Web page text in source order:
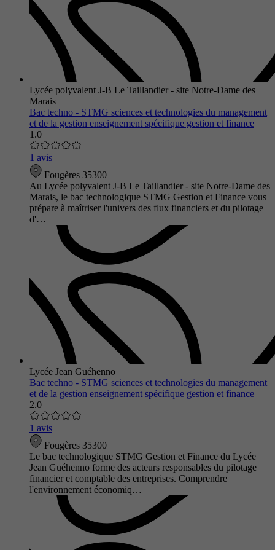
Lycée polyvalent J-B Le Taillandier - site Notre-Dame des
Marais
Bac techno - STMG sciences et technologies du management
et de la gestion enseignement spécifique gestion et finance
1.0
1 avis
Fougères 35300
Au Lycée polyvalent J-B Le Taillandier - site Notre-Dame des
Marais, le bac technologique STMG Gestion et Finance vous
prépare à maîtriser l'univers des flux financiers et du pilotage
d'…
Lycée Jean Guéhenno
Bac techno - STMG sciences et technologies du management
et de la gestion enseignement spécifique gestion et finance
2.0
1 avis
Fougères 35300
Le bac technologique STMG Gestion et Finance du Lycée
Jean Guéhenno forme des acteurs responsables du pilotage
financier et comptable des entreprises. Comprendre
l'environnement économiq…